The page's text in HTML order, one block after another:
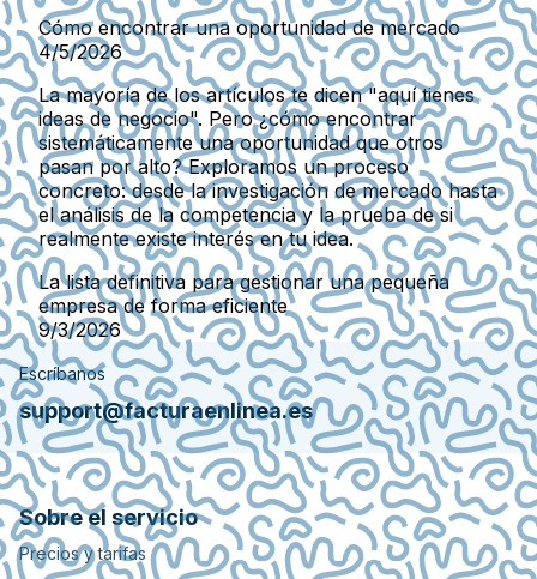
Cómo encontrar una oportunidad de mercado
4/5/2026
La mayoría de los artículos te dicen "aquí tienes
ideas de negocio". Pero ¿cómo encontrar
sistemáticamente una oportunidad que otros
pasan por alto? Exploramos un proceso
concreto: desde la investigación de mercado hasta
el análisis de la competencia y la prueba de si
realmente existe interés en tu idea.
La lista definitiva para gestionar una pequeña
empresa de forma eficiente
9/3/2026
Escríbanos
support@facturaenlinea.es
Sobre el servicio
Precios y tarifas